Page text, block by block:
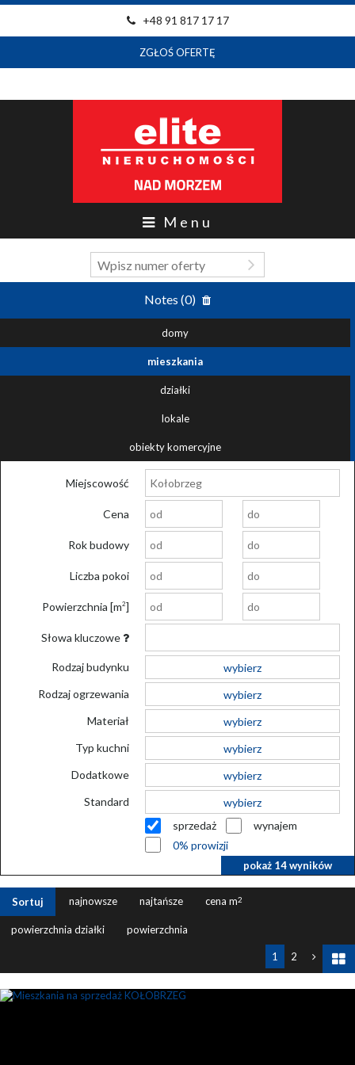
+48 91 817 17 17
ZGŁOŚ OFERTĘ
Menu
Notes (0)
domy
mieszkania
działki
lokale
obiekty komercyjne
Miejscowość
Cena
Rok budowy
Liczba pokoi
Powierzchnia [m2]
Słowa kluczowe
Rodzaj budynku
wybierz
Rodzaj ogrzewania
wybierz
Materiał
wybierz
Typ kuchni
wybierz
Dodatkowe
wybierz
Standard
wybierz
sprzedaż
wynajem
0% prowizji
pokaż 14wyników
Sortuj najnowsze najtańsze cena m2
powierzchnia działki powierzchnia
1 2